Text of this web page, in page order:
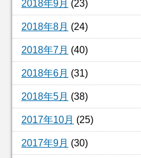
2018年9月 (23)
2018年8月 (24)
2018年7月 (40)
2018年6月 (31)
2018年5月 (38)
2017年10月 (25)
2017年9月 (30)